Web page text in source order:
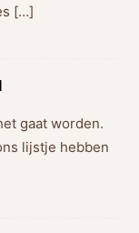
[…]
gaat worden.
lijstje hebben